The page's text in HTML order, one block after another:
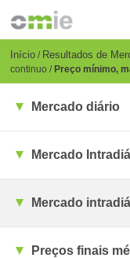
para
conteúdo
principal
Breadcrumb
Início Resultados de
continuo Preço mínimo,
Mercado diário
Mercado
Mercado
Preços finais